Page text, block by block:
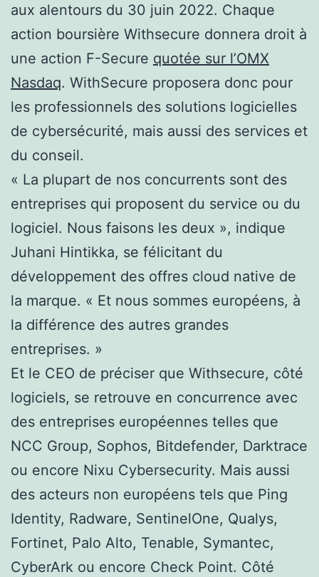
aux alentours du 30 juin 2022. Chaque
action boursière Withsecure donnera droit à
une action F-Secure quotée sur l’OMX
Nasdaq. WithSecure proposera donc pour
les professionnels des solutions logicielles
de cybersécurité, mais aussi des services et
du conseil.
« La plupart de nos concurrents sont des
entreprises qui proposent du service ou du
logiciel. Nous faisons les deux », indique
Juhani Hintikka, se félicitant du
développement des offres cloud native de
la marque. « Et nous sommes européens, à
la différence des autres grandes
entreprises. »
Et le CEO de préciser que Withsecure, côté
logiciels, se retrouve en concurrence avec
des entreprises européennes telles que
NCC Group, Sophos, Bitdefender, Darktrace
ou encore Nixu Cybersecurity. Mais aussi
des acteurs non européens tels que Ping
Identity, Radware, SentinelOne, Qualys,
Fortinet, Palo Alto, Tenable, Symantec,
CyberArk ou encore Check Point. Côté